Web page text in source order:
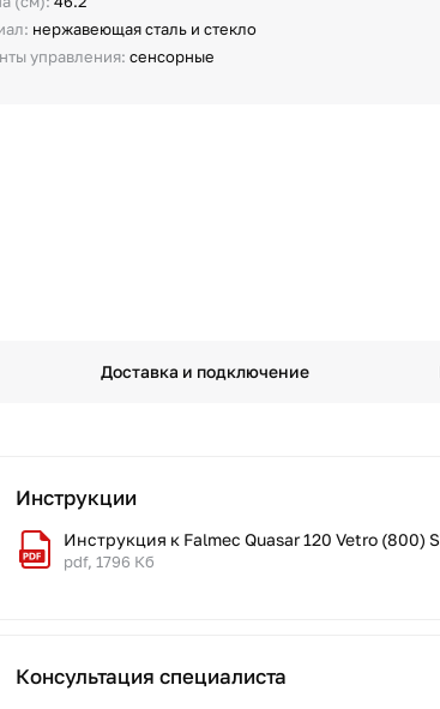
нержавеющая сталь и стекло
управления:сенсорные
Доставка и подключение
Инструкции
Инструкция к Falmec Quasar 120 Vetro (800)
pdf, 1796 Кб
Консультация специалиста